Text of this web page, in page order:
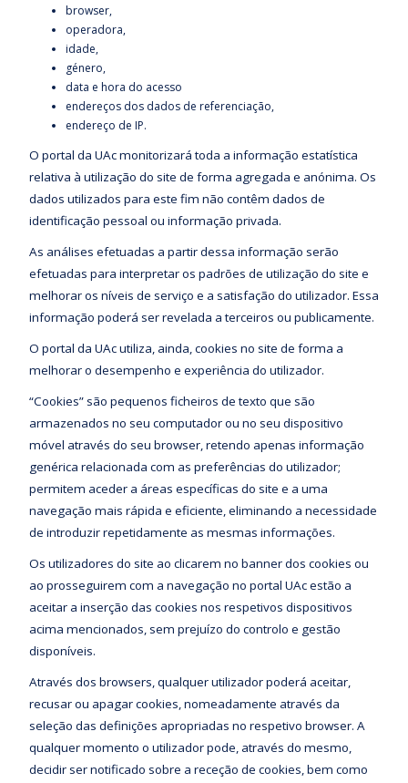
browser,
operadora,
idade,
género,
data e hora do acesso
endereços dos dados de referenciação,
endereço de IP.
O portal da UAc monitorizará toda a informação estatística
relativa à utilização do site de forma agregada e anónima. Os
dados utilizados para este fim não contêm dados de
identificação pessoal ou informação privada.
As análises efetuadas a partir dessa informação serão
efetuadas para interpretar os padrões de utilização do site e
melhorar os níveis de serviço e a satisfação do utilizador. Essa
informação poderá ser revelada a terceiros ou publicamente.
O portal da UAc utiliza, ainda, cookies no site de forma a
melhorar o desempenho e experiência do utilizador.
“Cookies” são pequenos ficheiros de texto que são
armazenados no seu computador ou no seu dispositivo
móvel através do seu browser, retendo apenas informação
genérica relacionada com as preferências do utilizador;
permitem aceder a áreas específicas do site e a uma
navegação mais rápida e eficiente, eliminando a necessidade
de introduzir repetidamente as mesmas informações.
Os utilizadores do site ao clicarem no banner dos cookies ou
ao prosseguirem com a navegação no portal UAc estão a
aceitar a inserção das cookies nos respetivos dispositivos
acima mencionados, sem prejuízo do controlo e gestão
disponíveis.
Através dos browsers, qualquer utilizador poderá aceitar,
recusar ou apagar cookies, nomeadamente através da
seleção das definições apropriadas no respetivo browser. A
qualquer momento o utilizador pode, através do mesmo,
decidir ser notificado sobre a receção de cookies, bem como